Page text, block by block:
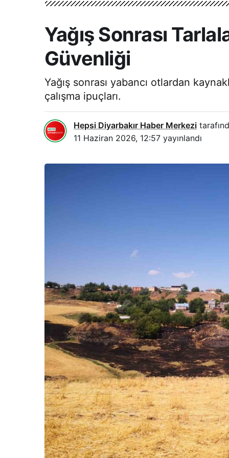
Yağış Sonrası
Güvenliği
Yağış sonrası yabancı otlardan
çalışma ipuçları.
Hepsi Diyarbakır Haber Merkezi
11 Haziran 2026, 12:57 yayınlandı